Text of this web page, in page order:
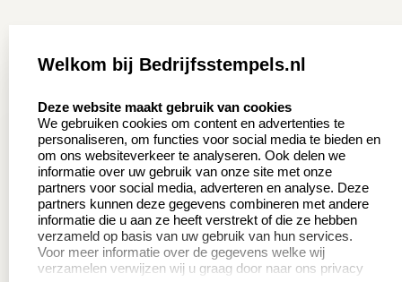
Aanvraag op maat
Wederverkoper
worden
Sale
Betaling & Verzending
Contact opnemen
Veel gestelde vragen
Retourneren
Herroepingsrecht
Productinformatie:
Welkom bij Bedrijfsstempels.nl
Deze website maakt gebruik van cookies
We gebruiken cookies om content en advertenties te
personaliseren, om functies voor social media te bieden en
om ons websiteverkeer te analyseren. Ook delen we
informatie over uw gebruik van onze site met onze
partners voor social media, adverteren en analyse. Deze
partners kunnen deze gegevens combineren met andere
informatie die u aan ze heeft verstrekt of die ze hebben
verzameld op basis van uw gebruik van hun services.
Voor meer informatie over de gegevens welke wij
verzamelen verwijzen wij u graag door naar ons privacy